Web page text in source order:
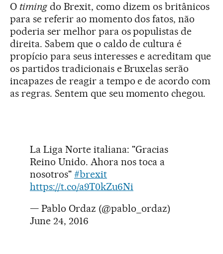
O timingdo Brexit, como dizem os britânicos
para se referir ao momento dos fatos, não
poderia ser melhor para os populistas de
direita. Sabem que o caldo de cultura é
propício para seus interesses e acreditam que
os partidos tradicionais e Bruxelas serão
incapazes de reagir a tempo e de acordo com
as regras. Sentem que seu momento chegou.
La Liga Norte italiana: "Gracias
Reino Unido. Ahora nos toca a
nosotros" #brexit
https://t.co/a9T0kZu6Ni
— Pablo Ordaz (@pablo_ordaz)
June 24, 2016